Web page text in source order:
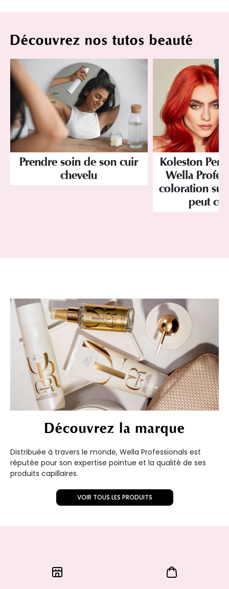
Découvrez nos tutos beauté
Prendre soin de son cuir
chevelu
Koleston
Wella
coloration
peut
Découvrez la marque
Distribuée à travers le monde, Wella Professionals est
réputée pour son expertise pointue et la qualité de ses
produits capillaires.
VOIR TOUS LES PRODUITS